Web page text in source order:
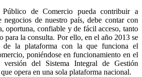
de Comercio pueda contribuir a
negocios de nuestro país, debe contar con
oportuna, confiable y de fácil acceso, tanto
para la consulta. Por ello, en el año 2013 se
de la plataforma con la que funciona el
poniéndose en funcionamiento en el
del Sistema Integral de Gestión
opera en una sola plataforma nacional.